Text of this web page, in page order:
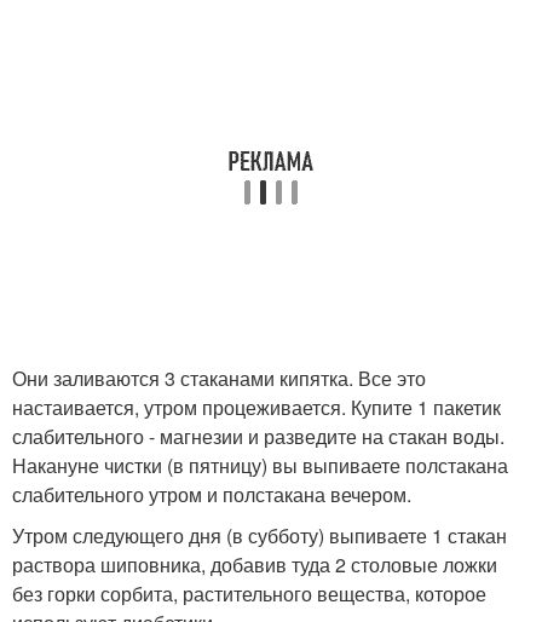
Они заливаются 3 стаканами кипятка. Все это
настаивается, утром процеживается. Купите 1 пакетик
слабительного - магнезии и разведите на стакан воды.
Накануне чистки (в пятницу) вы выпиваете полстакана
слабительного утром и полстакана вечером.
Утром следующего дня (в субботу) выпиваете 1 стакан
раствора шиповника, добавив туда 2 столовые ложки
без горки сорбита, растительного вещества, которое